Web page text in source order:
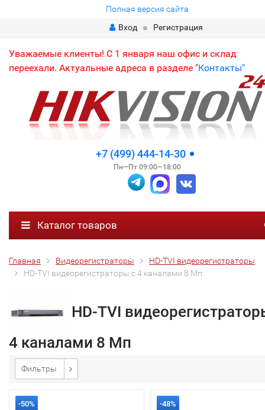
Полная версия сайта
Вход
Регистрация
Уважаемые клиенты! С 1 января наш офис и склад
переехали. Актуальные адреса в разделе "Контакты"
+7 (499) 444-14-30
Пн—Пт 09:00—18:00
Каталог товаров
Главная Видеорегистраторы
HD-TVI видеорегистраторы
HD-TVI видеорегистраторы с 4 каналами 8 Мп
HD-TVI
4 каналами 8 Мп
Фильтры
-50% -48%